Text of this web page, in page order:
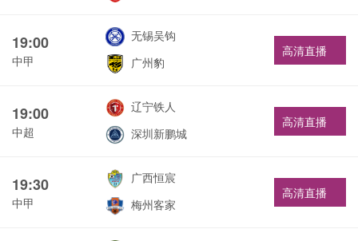
19:00
中甲
无锡吴钩
广州豹
高清直播
19:00
中超
辽宁铁人
深圳新鹏城
高清直播
19:30
中甲
广西恒宸
梅州客家
高清直播